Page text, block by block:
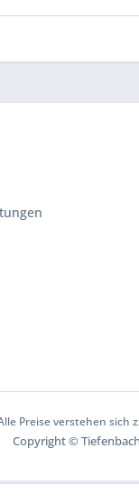
Preise verstehen sich
Copyright ©